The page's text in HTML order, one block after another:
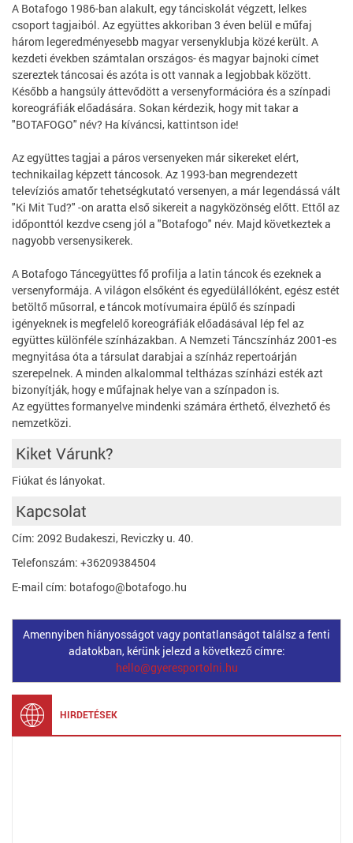
A Botafogo 1986-ban alakult, egy tánciskolát végzett, lelkes
csoport tagjaiból. Az együttes akkoriban 3 éven belül e műfaj
három legeredményesebb magyar versenyklubja közé került. A
kezdeti években számtalan országos- és magyar bajnoki címet
szereztek táncosai és azóta is ott vannak a legjobbak között.
Később a hangsúly áttevődött a versenyformációra és a színpadi
koreográfiák előadására. Sokan kérdezik, hogy mit takar a
"BOTAFOGO" név? Ha kíváncsi, kattintson ide!
Az együttes tagjai a páros versenyeken már sikereket elért,
technikailag képzett táncosok. Az 1993-ban megrendezett
televíziós amatőr tehetségkutató versenyen, a már legendássá vált
"Ki Mit Tud?" -on aratta első sikereit a nagyközönség előtt. Ettől az
időponttól kezdve cseng jól a "Botafogo" név. Majd következtek a
nagyobb versenysikerek.
A Botafogo Táncegyüttes fő profilja a latin táncok és ezeknek a
versenyformája. A világon elsőként és egyedülállóként, egész estét
betöltő műsorral, e táncok motívumaira épülő és színpadi
igényeknek is megfelelő koreográfiák előadásával lép fel az
együttes különféle színházakban. A Nemzeti Táncszínház 2001-es
megnyitása óta a társulat darabjai a színház repertoárján
szerepelnek. A minden alkalommal teltházas színházi esték azt
bizonyítják, hogy e műfajnak helye van a színpadon is.
Az együttes formanyelve mindenki számára érthető, élvezhető és
nemzetközi.
Kiket Várunk?
Fiúkat és lányokat.
Kapcsolat
Cím: 2092 Budakeszi, Reviczky u. 40.
Telefonszám: +36209384504
E-mail cím: botafogo@botafogo.hu
Amennyiben hiányosságot vagy pontatlanságot találsz a fenti
adatokban, kérünk jelezd a következő címre:
hello@gyeresportolni.hu
HIRDETÉSEK